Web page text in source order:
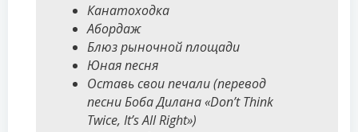
Канатоходка
Абордаж
Блюз рыночной площади
Юная песня
Оставь свои печали (перевод
песни Боба Дилана «Don’t Think
Twice, It’s All Right»)